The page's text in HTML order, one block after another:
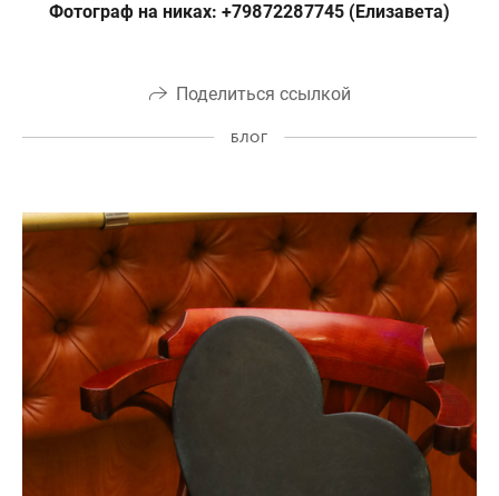
Фотограф на никах: +79872287745 (Елизавета)
Поделиться ссылкой
БЛОГ